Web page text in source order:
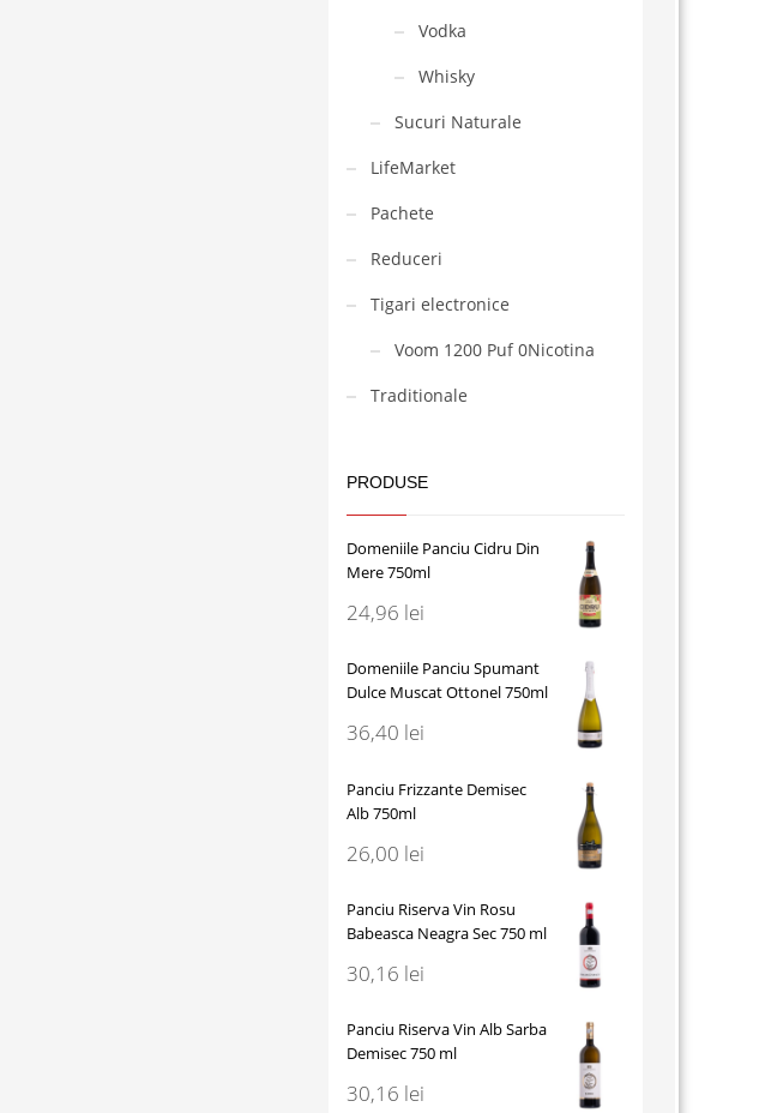
Vodka
Whisky
Sucuri Naturale
LifeMarket
Pachete
Reduceri
Tigari electronice
Voom 1200 Puf 0Nicotina
Traditionale
PRODUSE
Domeniile Panciu Cidru Din
Mere 750ml
24,96 lei
Domeniile Panciu Spumant
Dulce Muscat Ottonel 750ml
36,40 lei
Panciu Frizzante Demisec
Alb 750ml
26,00 lei
Panciu Riserva Vin Rosu
Babeasca Neagra Sec 750 ml
30,16 lei
Panciu Riserva Vin Alb Sarba
Demisec 750 ml
30,16 lei